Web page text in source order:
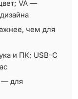
VA —
чем для
и ПК; USB-C
— для